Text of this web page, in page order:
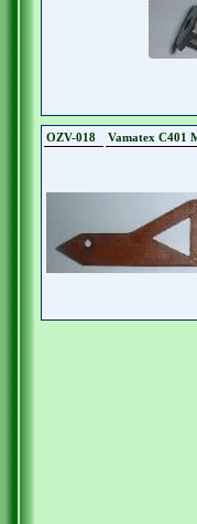
OZV-018 Vamatex C401